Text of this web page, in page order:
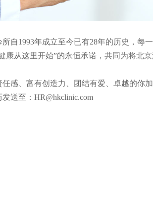
自1993年成立至今已有28年的历史，每
康从这里开始”的永恒承诺，共同为将北
感、富有创造力、团结有爱、卓越的你
送至：HR@hkclinic.com